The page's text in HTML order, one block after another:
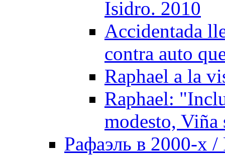
Isidro. 2010
Accidentada
contra auto
Raphael a la
Raphael:
modesto,
Рафаэль в 2000-х /